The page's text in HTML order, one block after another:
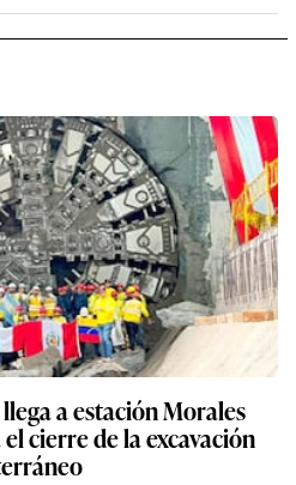
a estación Morales
cierre de la excavación